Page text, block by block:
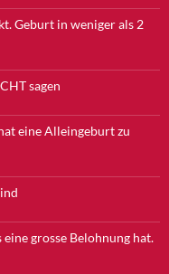
Geburt in weniger als 2
sagen
eine Alleingeburt zu
grosse Belohnung hat.